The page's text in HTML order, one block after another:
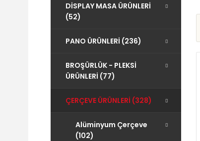
DİSPLAY MASA ÜRÜNLERİ
(52)
PANO ÜRÜNLERİ (236)
BROŞÜRLÜK - PLEKSİ
ÜRÜNLERİ (77)
ÇERÇEVE ÜRÜNLERİ (328)
Alüminyum Çerçeve
(102)